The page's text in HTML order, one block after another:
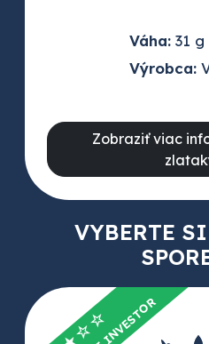
Váha:31 g
Výrobca:
Zobraziť viac
VYBERTE
★☆☆